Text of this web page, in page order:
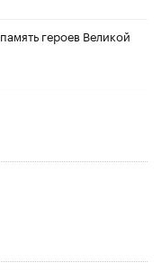
героев Великой